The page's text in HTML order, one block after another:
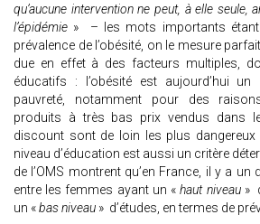
qu’aucune intervention ne peut, à elle seule,
l’épidémie » – les mots importants
prévalence de l’obésité, on le mesure
due en effet à des facteurs multiples,
éducatifs : l’obésité est aujourd’hui
pauvreté, notamment pour des
produits à très bas prix vendus dans
discount sont de loin les plus dangereux
niveau d’éducation est aussi un critère
de l’OMS montrent qu’en France, il y a un
entre les femmes ayant un «haut niveau »
un «bas niveau » d’études, en termes de